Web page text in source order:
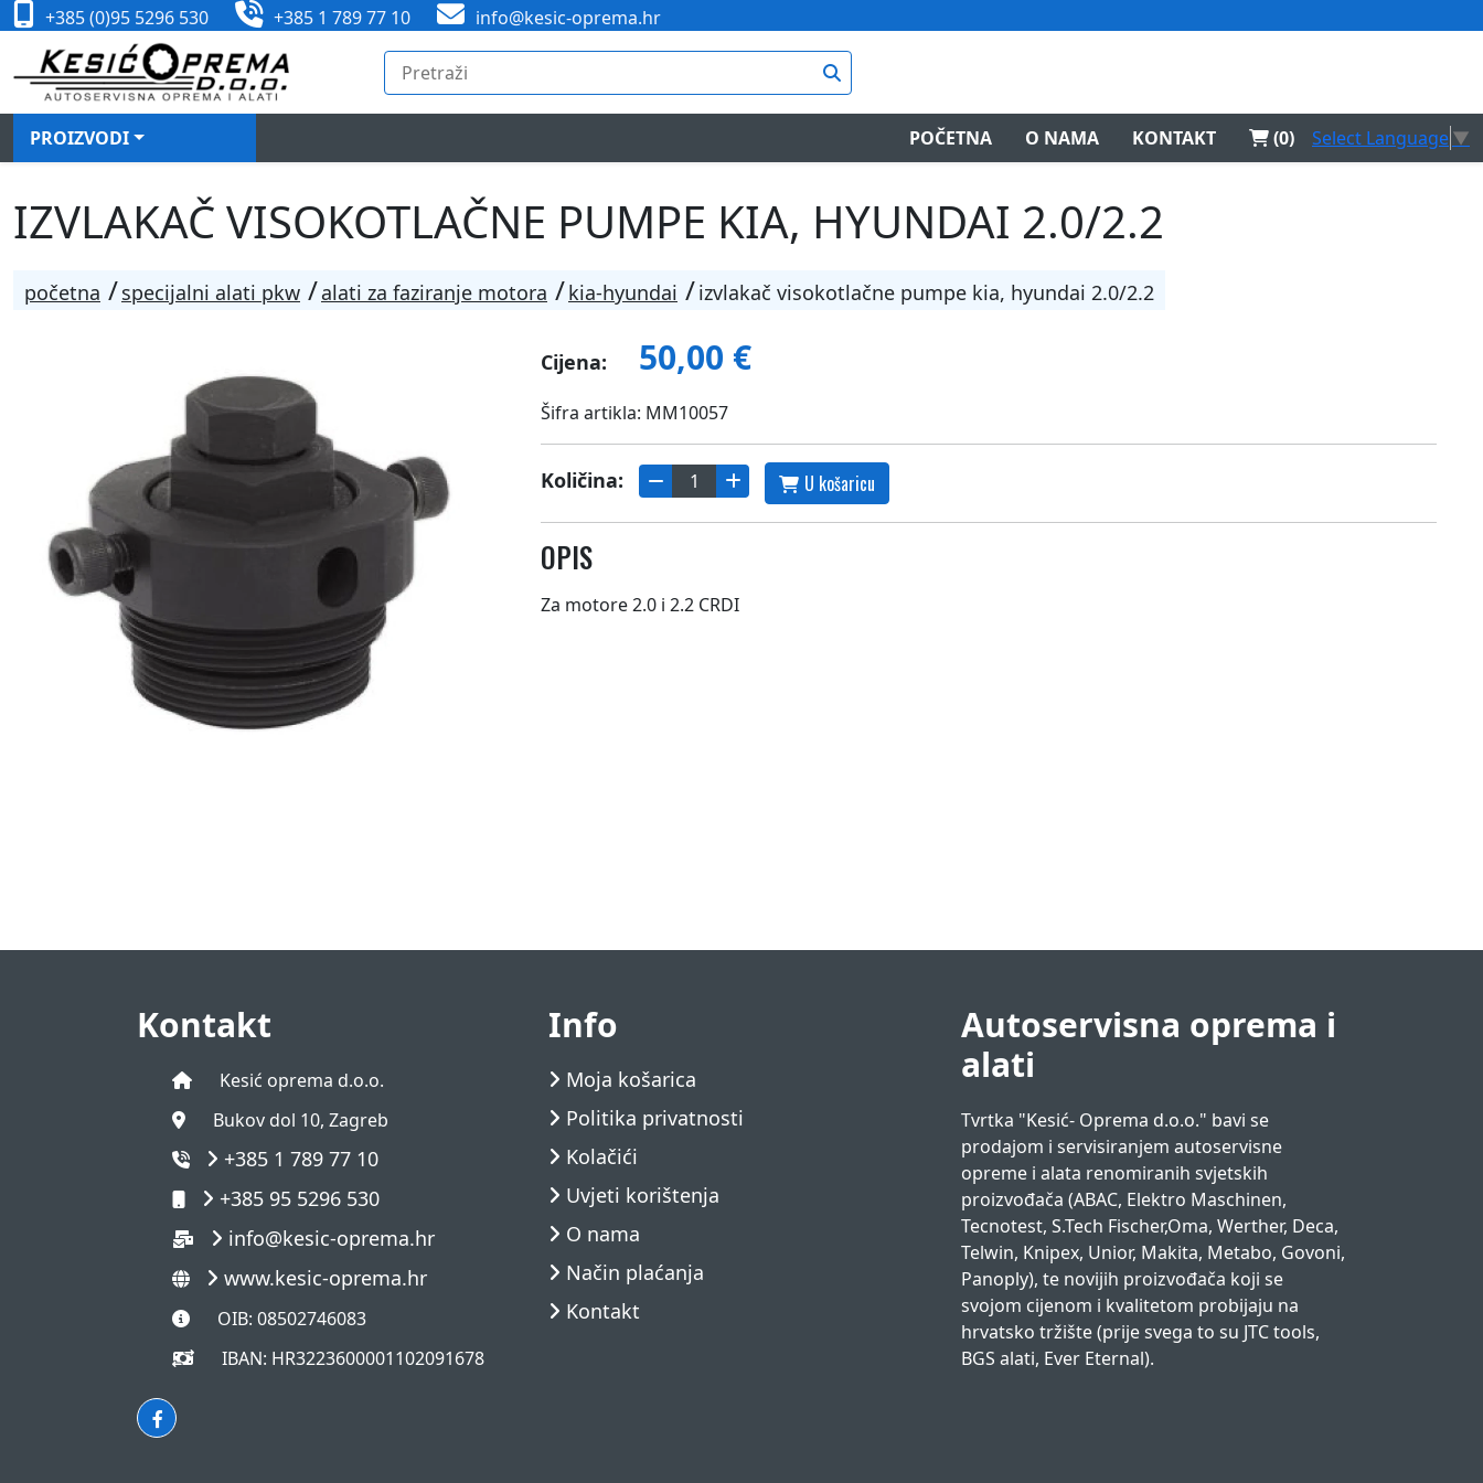
+385 (0)95 5296 530 +385 1 789 77 10 info@kesic-oprema.hr
PROIZVODI POČETNA O NAMA KONTAKT (0) Select Language▼
IZVLAKAČ VISOKOTLAČNE PUMPE KIA, HYUNDAI 2.0/2.2
početna specijalni alati pkw alati za faziranje motora kia-hyundai izvlakač visokotlačne pumpe kia, hyundai 2.0/2.2
Cijena: 50,00 €
Šifra artikla: MM10057
Količina: U košaricu
OPIS
Za motore 2.0 i 2.2 CRDI
Kontakt
Kesić oprema d.o.o.
Bukov dol 10, Zagreb
+385 1 789 77 10
+385 95 5296 530
info@kesic-oprema.hr
www.kesic-oprema.hr
OIB: 08502746083
IBAN: HR3223600001102091678
Info
Moja košarica
Politika privatnosti
Kolačići
Uvjeti korištenja
O nama
Način plaćanja
Kontakt
Autoservisna oprema i
alati
Tvrtka "Kesić- Oprema d.o.o." bavi se
prodajom i servisiranjem autoservisne
opreme i alata renomiranih svjetskih
proizvođača (ABAC, Elektro Maschinen,
Tecnotest, S.Tech Fischer,Oma, Werther, Deca,
Telwin, Knipex, Unior, Makita, Metabo, Govoni,
Panoply), te novijih proizvođača koji se
svojom cijenom i kvalitetom probijaju na
hrvatsko tržište (prije svega to su JTC tools,
BGS alati, Ever Eternal).